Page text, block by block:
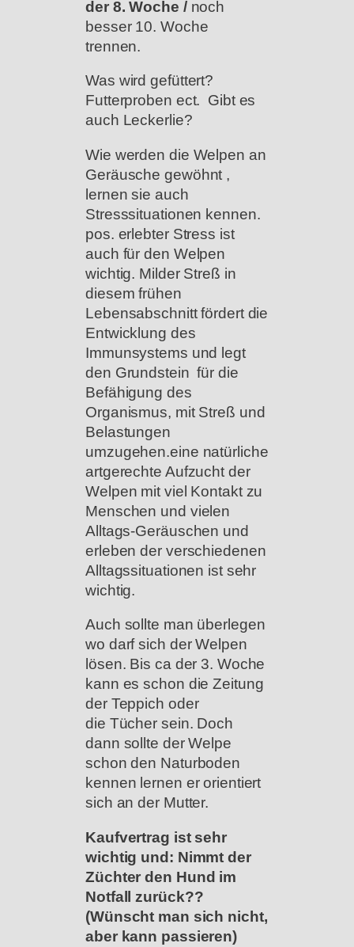
der 8. Woche /noch
besser 10. Woche
trennen.
Was wird gefüttert?
Futterproben ect. Gibt es
auch Leckerlie?
Wie werden die Welpen an
Geräusche gewöhnt ,
lernen sie auch
Stresssituationen kennen.
pos. erlebter Stress ist
auch für den Welpen
wichtig. Milder Streß in
diesem frühen
Lebensabschnitt fördert die
Entwicklung des
Immunsystems und legt
den Grundstein für die
Befähigung des
Organismus, mit Streß und
Belastungen
umzugehen.eine natürliche
artgerechte Aufzucht der
Welpen mit viel Kontakt zu
Menschen und vielen
Alltags-Geräuschen und
erleben der verschiedenen
Alltagssituationen ist sehr
wichtig.
Auch sollte man überlegen
wo darf sich der Welpen
lösen. Bis ca der 3. Woche
kann es schon die Zeitung
der Teppich oder
die Tücher sein. Doch
dann sollte der Welpe
schon den Naturboden
kennen lernen er orientiert
sich an der Mutter.
Kaufvertrag ist sehr
wichtig und: Nimmt der
Züchter den Hund im
Notfall zurück??
(Wünscht man sich nicht,
aber kann passieren)